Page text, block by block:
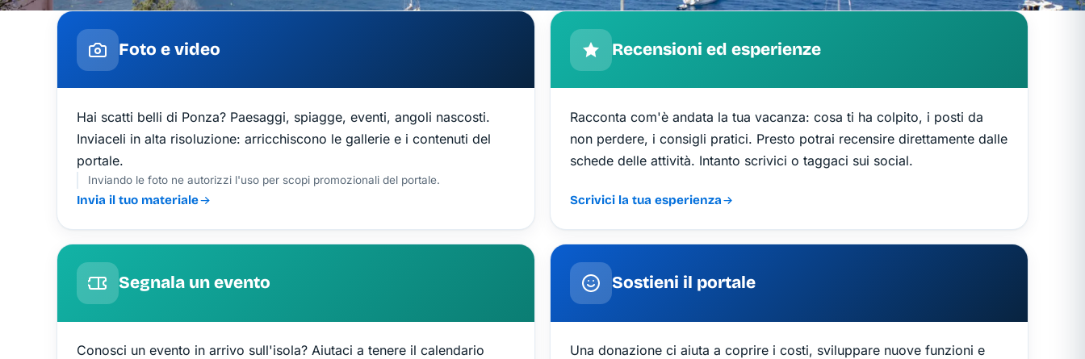
Foto e video
Hai scatti belli di Ponza? Paesaggi, spiagge, eventi, angoli nascosti.
Inviaceli in alta risoluzione: arricchiscono le gallerie e i contenuti del
portale.
Inviando le foto ne autorizzi l'uso per scopi promozionali del portale.
Invia il tuo materiale
Recensioni ed esperienze
Racconta com'è andata la tua vacanza: cosa ti ha colpito, i posti da
non perdere, i consigli pratici. Presto potrai recensire direttamente dalle
schede delle attività. Intanto scrivici o taggaci sui social.
Scrivici la tua esperienza
Segnala un evento
Conosci un evento in arrivo sull'isola? Aiutaci a tenere il calendario
Sostieni il portale
Una donazione ci aiuta a coprire i costi, sviluppare nuove funzioni e